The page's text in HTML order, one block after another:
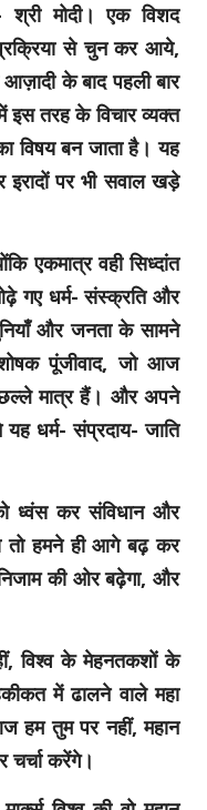
श्री मोदी। एक विशद
से चुन कर आये,
आज़ादी के बाद पहली बार
इस तरह के विचार व्यक्त
विषय बन जाता है। यह
पर भी सवाल खड़े
एकमात्र वही सिध्दांत
गए धर्म- संस्क्रति और
और जनता के सामने
पूंजीवाद, जो आज
मात्र हैं। और अपने
धर्म- संप्रदाय- जाति
ध्वंस कर संविधान और
तो हमने ही आगे बढ़ कर
की ओर बढ़ेगा, और
विश्व के मेहनतकशों के
में ढालने वाले महा
हम तुम पर नहीं, महान
चर्चा करेंगे।